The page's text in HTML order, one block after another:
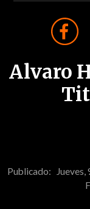
Alvaro
Publicado: Jueves,